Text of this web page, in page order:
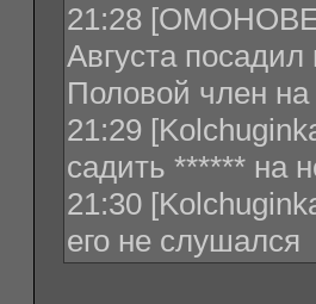
21:28
Августа посадил
Половой член
21:29
садить ****** на
21:30
его не слушался